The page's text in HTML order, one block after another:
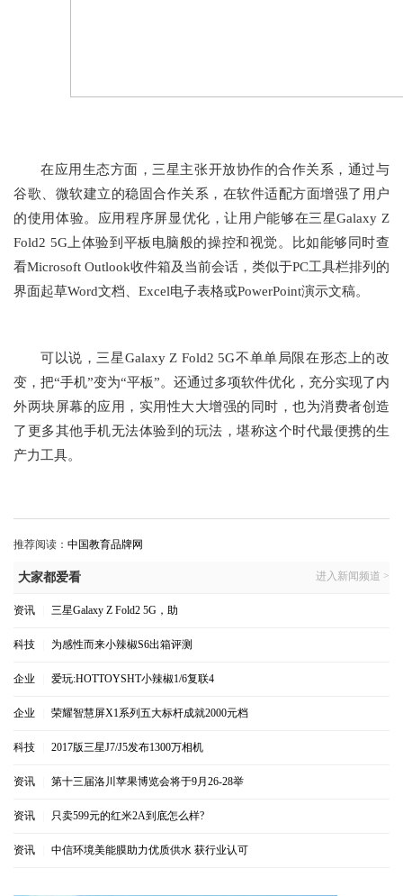
在应用生态方面，三星主张开放协作的合作关系，通过与
谷歌、微软建立的稳固合作关系，在软件适配方面增强了用户
的使用体验。应用程序屏显优化，让用户能够在三星Galaxy Z
Fold2 5G上体验到平板电脑般的操控和视觉。比如能够同时查
看Microsoft Outlook收件箱及当前会话，类似于PC工具栏排列的
界面起草Word文档、Excel电子表格或PowerPoint演示文稿。
可以说，三星Galaxy Z Fold2 5G不单单局限在形态上的改
变，把“手机”变为“平板”。还通过多项软件优化，充分实现了内
外两块屏幕的应用，实用性大大增强的同时，也为消费者创造
了更多其他手机无法体验到的玩法，堪称这个时代最便携的生
产力工具。
推荐阅读： 中国教育品牌网
大家都爱看 进入新闻频道 >
资讯 三星Galaxy Z Fold2 5G，助
科技 为感性而来小辣椒S6出箱评测
企业 爱玩:HOTTOYSHT小辣椒1/6复联4
企业 荣耀智慧屏X1系列五大标杆成就2000元档
科技 2017版三星J7/J5发布1300万相机
资讯 第十三届洛川苹果博览会将于9月26-28举
资讯 只卖599元的红米2A到底怎么样?
资讯 中信环境美能膜助力优质供水 获行业认可